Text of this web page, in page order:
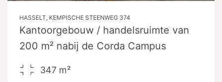
HASSELT, KEMPISCHE STEENWEG 374
Kantoorgebouw / handelsruimte van
200 m² nabij de Corda Campus
347 m²